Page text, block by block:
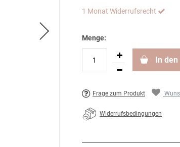
1 Monat Widerrufsrecht
Menge:
In
Frage zum Produkt
Widerrufsbedingungen